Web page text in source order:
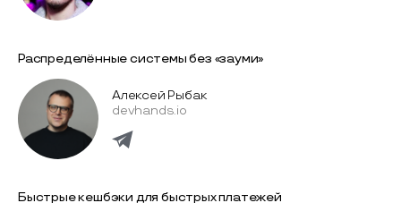
Распределённые системы без «зауми»
Алексей Рыбак
devhands.io
Быстрые кешбэки для быстрых платежей